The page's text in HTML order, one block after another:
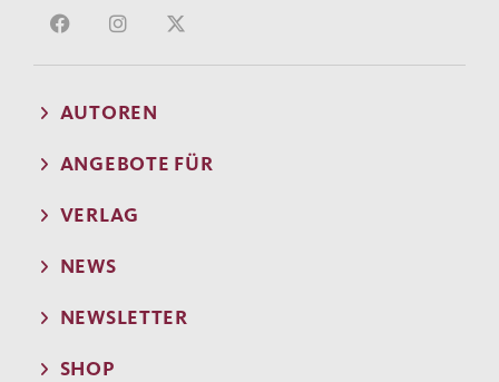
AUTOREN
ANGEBOTE FÜR
VERLAG
NEWS
NEWSLETTER
SHOP